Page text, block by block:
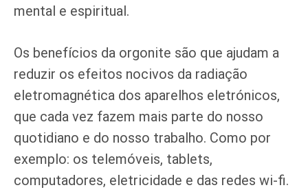
mental e espiritual.
Os benefícios da orgonite são que ajudam a
reduzir os efeitos nocivos da radiação
eletromagnética dos aparelhos eletrónicos,
que cada vez fazem mais parte do nosso
quotidiano e do nosso trabalho. Como por
exemplo: os telemóveis, tablets,
computadores, eletricidade e das redes wi-fi.